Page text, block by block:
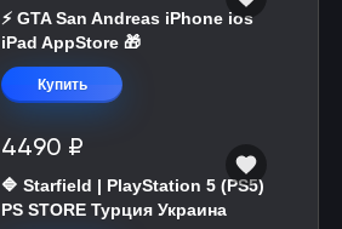
⚡️ GTA San Andreas iPhone ios
iPad AppStore 🎁
Купить
4490 ₽
🔷 Starfield | PlayStation 5 (PS5)
PS STORE Турция Украина